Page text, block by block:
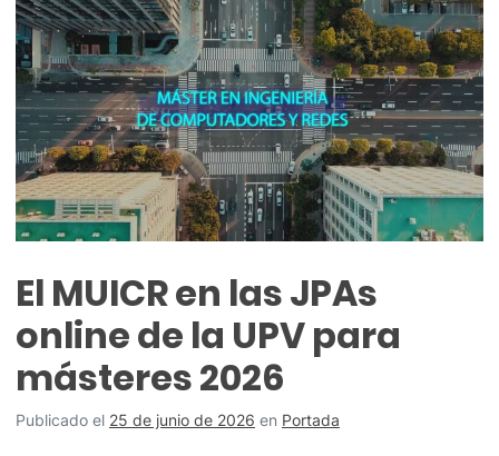
El MUICR en las JPAs
online de la UPV para
másteres 2026
Publicado el 25 de junio de 2026 en Portada